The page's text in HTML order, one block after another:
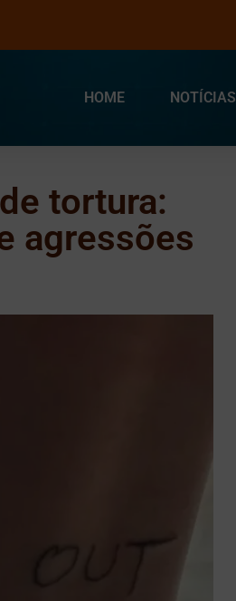
HOME NOTÍCIAS
tortura:
agressões